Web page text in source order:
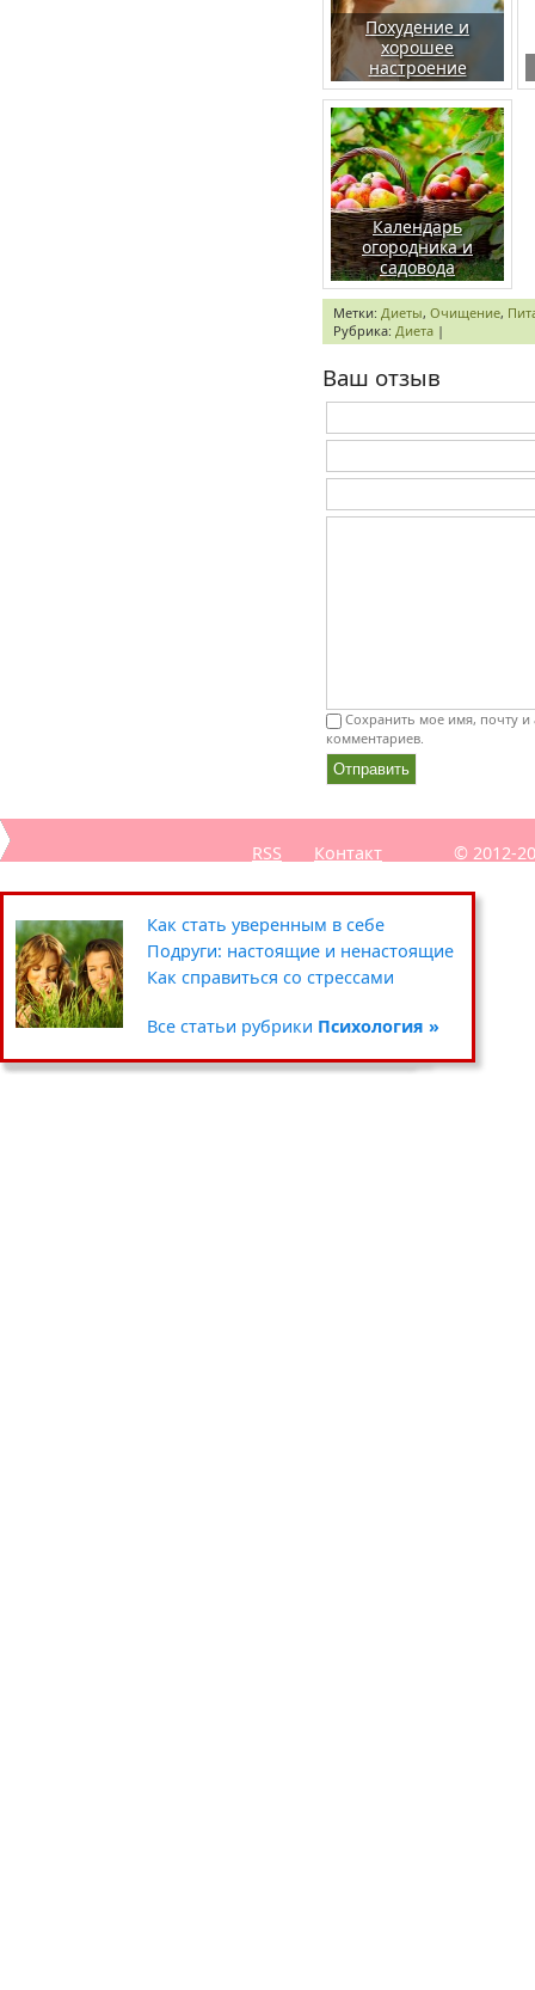
Похудение и
хорошее
настроение
Календарь
огородника и
садовода
Метки: Диеты, Очищение,
Рубрика: Диета |
Ваш отзыв
Сохранить мое имя, почту и
комментариев.
RSS Контакт © 2012-
Секреты похудения звёзд
Уход за кожей вокруг глаз
Умываемся правильно
Все статьи рубрики Красота »
Полезные советы: кухня
Чистка и хранение одежды
Цветочные горшки и кашпо
Все статьи рубрики Дом »
Путешествия
Сад-огород
Хенд мейд
Все статьи рубрики Хобби »
Как стать уверенным в себе
Подруги: настоящие и ненастоящие
Как справиться со стрессами
Все статьи рубрики Психология »